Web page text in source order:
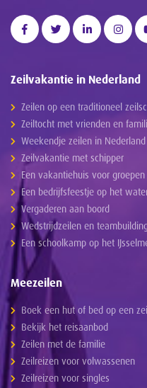
Zeilvakantie in Nederland
Zeilen op een traditioneel
Zeiltocht met vrienden en
Weekendje zeilen in Nederland
Zeilvakantie met schipper
Een vakantiehuis voor
Een bedrijfsfeestje op het
Vergaderen aan boord
Wedstrijdzeilen en
Een schoolkamp op het
Meezeilen
Boek een hut of bed op een
Bekijk het reisaanbod
Zeilen met de familie
Zeilreizen voor volwassenen
Zeilreizen voor singles